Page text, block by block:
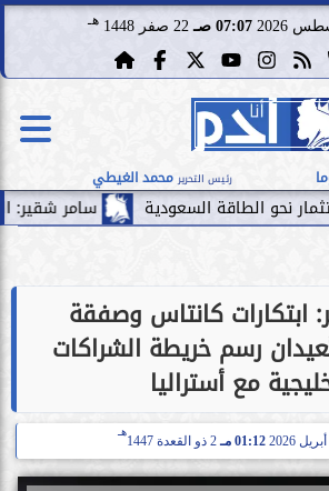
07:07 صـ 22 صفر 1448 هـ
رئيس التحرير محمد الغيطي
سامر شقير: الممرات المالية
ابتكارات كانتاس وصفقة
رسم خريطة الشراكات
مع أستراليا
01:12 مـ 2 ذو القعدة 1447
هـ